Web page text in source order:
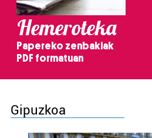
Hemeroteka
Papereko zenbakiak
PDF formatuan
Gipuzkoa